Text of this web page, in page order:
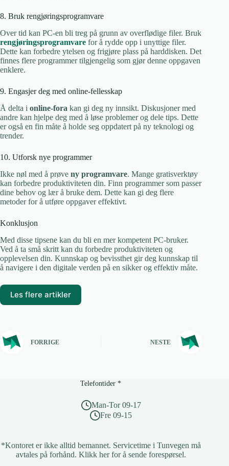
8. Bruk rengjøringsprogramvare
Over tid kan PC-en bli treg på grunn av overflødige filer. Bruk
rengjøringsprogramvare for å rydde opp i unyttige filer.
Dette kan forbedre ytelsen og frigjøre plass på harddisken. Det
finnes flere programmer tilgjengelig som gjør denne oppgaven
enklere.
9. Engasjer deg med online-fellesskap
Å delta i online-fora kan gi deg ny innsikt. Diskusjoner med
andre kan hjelpe deg med å løse problemer og dele tips. Dette
er også en fin måte å holde seg oppdatert på ny teknologi og
trender.
10. Utforsk nye programmer
Ikke nøl med å prøve ny programvare. Mange gratisverktøy
kan forbedre produktiviteten din. Finn programmer som passer
dine behov og lær å bruke dem. Dette kan gi deg flere
metoder for å utføre oppgaver effektivt.
Konklusjon
Med disse tipsene kan du bli en mer kompetent PC-bruker.
Ved å ta små skritt kan du forbedre produktiviteten og
opplevelsen din. Kunnskap og bevissthet gir deg kunnskap til
å navigere i den digitale verden på en sikker og effektiv måte.
Les flere artikler
FORRIGE NESTE
Telefontider *
Man-Tor 09-17
Fre 09-15
*Kontoret er ikke alltid bemannet. Servicetime i Tunvegen må
avtales på forhånd. Klikk her for å sende forespørsel.